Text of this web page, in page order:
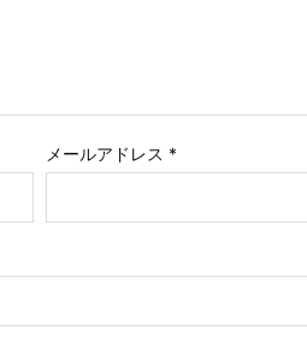
メールアドレス *